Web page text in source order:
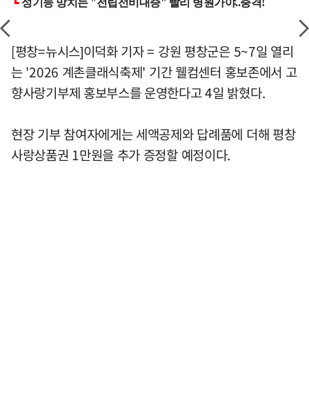
[평창=뉴시스]이덕화 기자 = 강원 평창군은 5~7일 열리
는 '2026 계촌클래식축제' 기간 웰컴센터 홍보존에서 고
향사랑기부제 홍보부스를 운영한다고 4일 밝혔다.
현장 기부 참여자에게는 세액공제와 답례품에 더해 평창
사랑상품권 1만원을 추가 증정할 예정이다.